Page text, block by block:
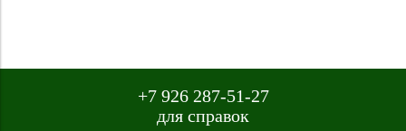
+7 926 287-51-27
для справок